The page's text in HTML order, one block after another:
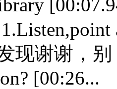
现谢谢，别
[00:26...